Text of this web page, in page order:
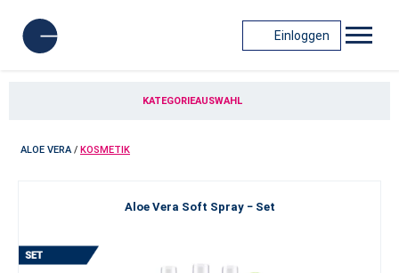
Einloggen
KATEGORIEAUSWAHL
ALOE VERA / KOSMETIK
Aloe Vera Soft Spray − Set